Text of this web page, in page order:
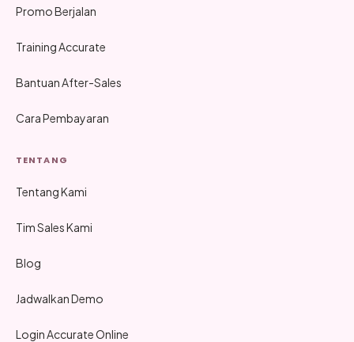
Promo Berjalan
Training Accurate
Bantuan After-Sales
Cara Pembayaran
TENTANG
Tentang Kami
Tim Sales Kami
Blog
Jadwalkan Demo
Login Accurate Online